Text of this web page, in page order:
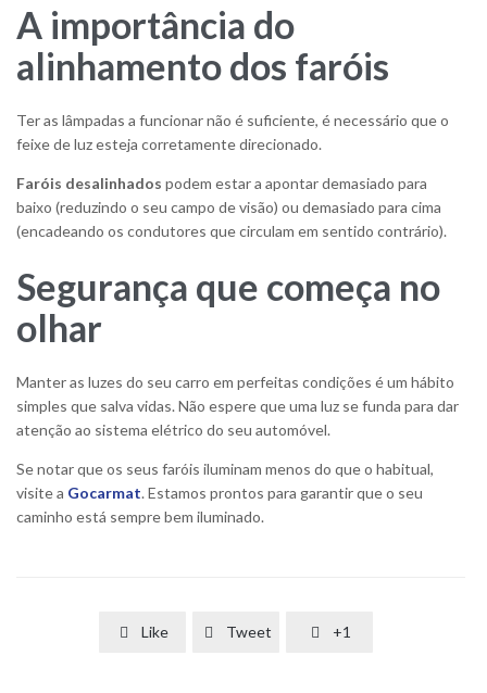
A importância do
alinhamento dos faróis
Ter as lâmpadas a funcionar não é suficiente, é necessário que o
feixe de luz esteja corretamente direcionado.
Faróis desalinhados podem estar a apontar demasiado para
baixo (reduzindo o seu campo de visão) ou demasiado para cima
(encadeando os condutores que circulam em sentido contrário).
Segurança que começa no
olhar
Manter as luzes do seu carro em perfeitas condições é um hábito
simples que salva vidas. Não espere que uma luz se funda para dar
atenção ao sistema elétrico do seu automóvel.
Se notar que os seus faróis iluminam menos do que o habitual,
visite a Gocarmat. Estamos prontos para garantir que o seu
caminho está sempre bem iluminado.
 Like  Tweet  +1